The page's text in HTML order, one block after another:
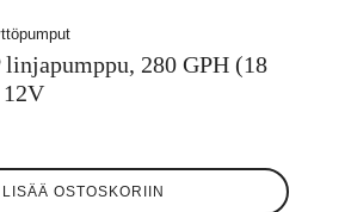
280 GPH (18
LISÄÄ OSTOSKORIIN